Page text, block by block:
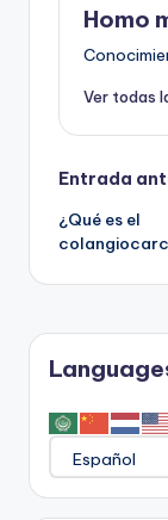
Homo
Ver todas
de
Entrada
¿Qué es el